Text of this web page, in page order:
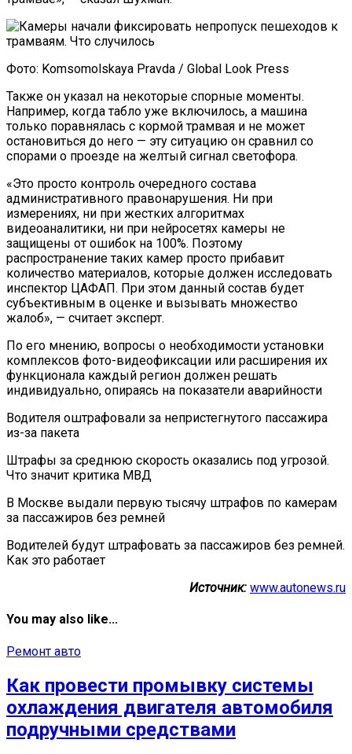
Фото: Komsomolskaya Pravda / Global Look Press
Также он указал на некоторые спорные моменты.
Например, когда табло уже включилось, а машина
только поравнялась с кормой трамвая и не может
остановиться до него — эту ситуацию он сравнил со
спорами о проезде на желтый сигнал светофора.
«Это просто контроль очередного состава
административного правонарушения. Ни при
измерениях, ни при жестких алгоритмах
видеоаналитики, ни при нейросетях камеры не
защищены от ошибок на 100%. Поэтому
распространение таких камер просто прибавит
количество материалов, которые должен исследовать
инспектор ЦАФАП. При этом данный состав будет
субъективным в оценке и вызывать множество
жалоб», — считает эксперт.
По его мнению, вопросы о необходимости установки
комплексов фото-видеофиксации или расширения их
функционала каждый регион должен решать
индивидуально, опираясь на показатели аварийности
Водителя оштрафовали за непристегнутого пассажира
из-за пакета
Штрафы за среднюю скорость оказались под угрозой.
Что значит критика МВД
В Москве выдали первую тысячу штрафов по камерам
за пассажиров без ремней
Водителей будут штрафовать за пассажиров без ремней.
Как это работает
Источник: www.autonews.ru
You may also like...
Ремонт авто
Как провести промывку системы
охлаждения двигателя автомобиля
подручными средствами